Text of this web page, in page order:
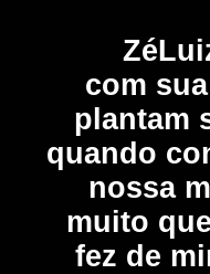
com
plantam
quando
nossa
muito
fez de